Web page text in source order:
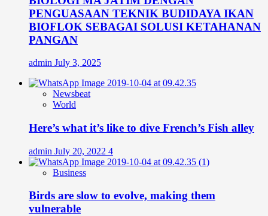
PENGUASAAN TEKNIK BUDIDAYA IKAN
BIOFLOK SEBAGAI SOLUSI KETAHANAN
PANGAN
admin July 3, 2025
Newsbeat
World
Here’s what it’s like to dive French’s Fish alley
admin July 20, 2022 4
Business
Birds are slow to evolve, making them
vulnerable